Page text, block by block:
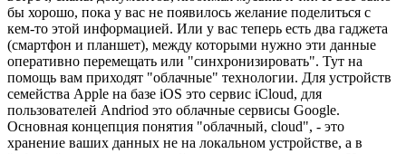
бы хорошо, пока у вас не появилось желание поделиться с
кем-то этой информацией. Или у вас теперь есть два гаджета
(смартфон и планшет), между которыми нужно эти данные
оперативно перемещать или "синхронизировать". Тут на
помощь вам приходят "облачные" технологии. Для устройств
семейства Apple на базе iOS это сервис iCloud, для
пользователей Andriod это облачные сервисы Google.
Основная концепция понятия "облачный, cloud", - это
хранение ваших данных не на локальном устройстве, а в